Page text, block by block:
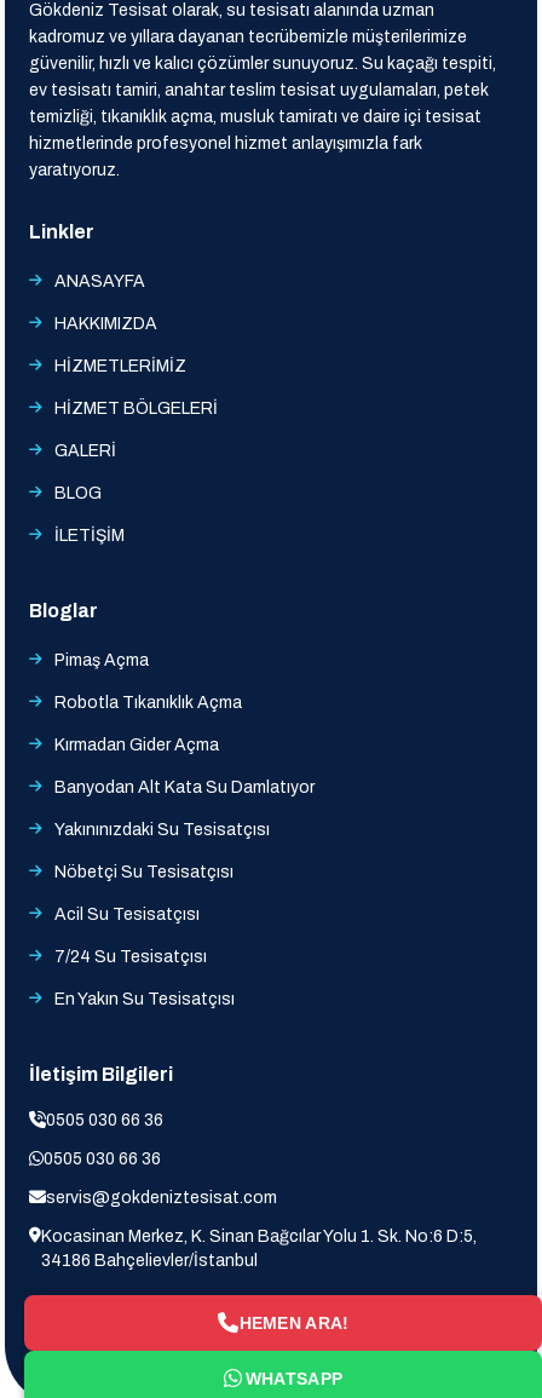
Gökdeniz Tesisat olarak, su tesisatı alanında uzman
kadromuz ve yıllara dayanan tecrübemizle müşterilerimize
güvenilir, hızlı ve kalıcı çözümler sunuyoruz. Su kaçağı tespiti,
ev tesisatı tamiri, anahtar teslim tesisat uygulamaları, petek
temizliği, tıkanıklık açma, musluk tamiratı ve daire içi tesisat
hizmetlerinde profesyonel hizmet anlayışımızla fark
yaratıyoruz.
Linkler
ANASAYFA
HAKKIMIZDA
HİZMETLERİMİZ
HİZMET BÖLGELERİ
GALERİ
BLOG
İLETİŞİM
Bloglar
Pimaş Açma
Robotla Tıkanıklık Açma
Kırmadan Gider Açma
Banyodan Alt Kata Su Damlatıyor
Yakınınızdaki Su Tesisatçısı
Nöbetçi Su Tesisatçısı
Acil Su Tesisatçısı
7/24 Su Tesisatçısı
En Yakın Su Tesisatçısı
İletişim Bilgileri
0505 030 66 36
0505 030 66 36
servis@gokdeniztesisat.com
Kocasinan Merkez, K. Sinan Bağcılar Yolu 1. Sk. No:6 D:5,
34186 Bahçelievler/İstanbul
Copyright © 2026 Gokdeniz Tesisat Design & Coded By
HEMEN ARA!
WHATSAPP